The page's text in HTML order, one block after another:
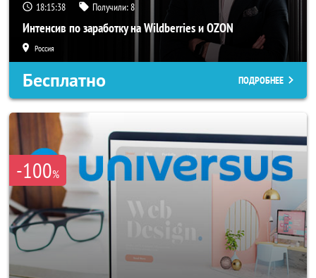
18:15:35 Получили:8
Интенсив по заработку на Wildberries и OZON
Россия
Бесплатно ПОДРОБНЕЕ
-100%